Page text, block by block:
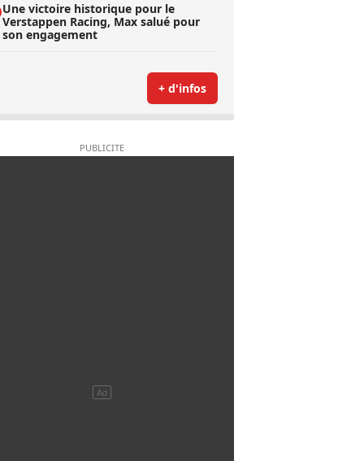
Une victoire historique pour le
Verstappen Racing, Max salué pour
son engagement
+ d'infos